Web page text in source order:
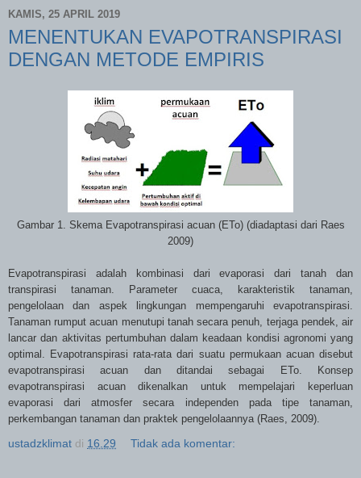
KAMIS, 25 APRIL 2019
MENENTUKAN EVAPOTRANSPIRASI
DENGAN METODE EMPIRIS
Gambar 1. Skema Evapotranspirasi acuan (ETo) (diadaptasi dari Raes
2009)
Evapotranspirasi adalah kombinasi dari evaporasi dari tanah dan
transpirasi tanaman. Parameter cuaca, karakteristik tanaman,
pengelolaan dan aspek lingkungan mempengaruhi evapotranspirasi.
Tanaman rumput acuan menutupi tanah secara penuh, terjaga pendek, air
lancar dan aktivitas pertumbuhan dalam keadaan kondisi agronomi yang
optimal. Evapotranspirasi rata-rata dari suatu permukaan acuan disebut
evapotranspirasi acuan dan ditandai sebagai ETo. Konsep
evapotranspirasi acuan dikenalkan untuk mempelajari keperluan
evaporasi dari atmosfer secara independen pada tipe tanaman,
perkembangan tanaman dan praktek pengelolaannya (Raes, 2009).
ustadzklimat di 16.29 Tidak ada komentar: